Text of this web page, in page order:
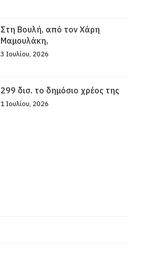
Στη Βουλή, από τον Χάρη
Μαμουλάκη,
3 Ιουλίου, 2026
299 δισ. το δημόσιο χρέος της
1 Ιουλίου, 2026